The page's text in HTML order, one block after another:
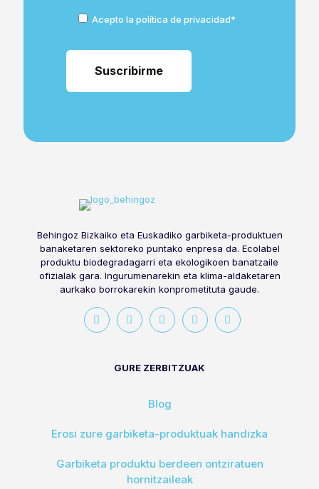
Acepto la política de privacidad*
Behingoz Bizkaiko eta Euskadiko garbiketa-produktuen
banaketaren sektoreko puntako enpresa da. Ecolabel
produktu biodegradagarri eta ekologikoen banatzaile
ofizialak gara. Ingurumenarekin eta klima-aldaketaren
aurkako borrokarekin konprometituta gaude.
GURE ZERBITZUAK
Blog
Erosi zure garbiketa-produktuak handizka
Garbiketa produktu berdeen ontziratuen
hornitzaileak